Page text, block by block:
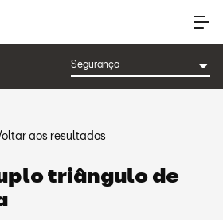
aos resultados
triângulo de